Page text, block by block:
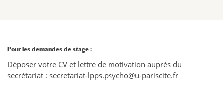
Pour les demandes de stage :
Déposer votre CV et lettre de motivation auprès du
secrétariat : secretariat-lpps.psycho@u-pariscite.fr